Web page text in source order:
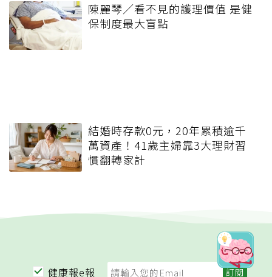
陳麗琴／看不見的護理價值 是健
保制度最大盲點
結婚時存款0元，20年累積逾千
萬資產！41歲主婦靠3大理財習
慣翻轉家計
健康報e報